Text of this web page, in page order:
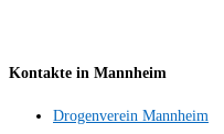
Kontakte in Mannheim
Drogenverein Mannheim